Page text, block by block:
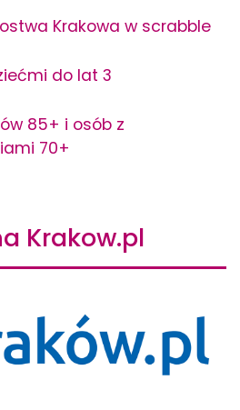
Krakowa w scrabble
do lat 3
85+ i osób z
70+
Krakow.pl